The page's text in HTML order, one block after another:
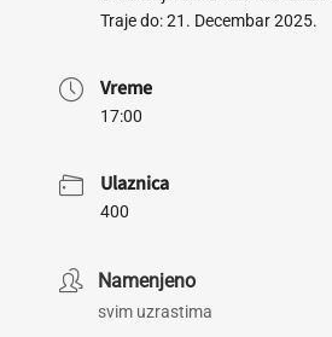
Traje do: 21. Decembar 2025.
Vreme
17:00
Ulaznica
400
Namenjeno
svim uzrastima